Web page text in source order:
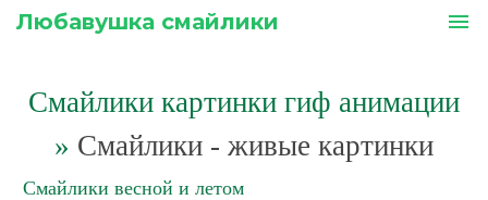
Любавушка смайлики menu
Смайлики картинки гиф анимации
» Смайлики - живые картинки
Смайлики весной и летом